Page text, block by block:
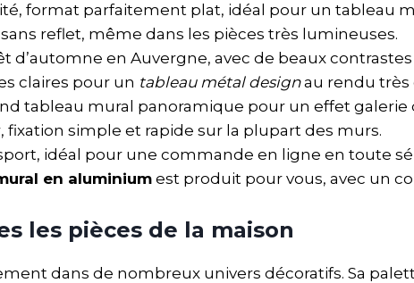
format parfaitement plat, idéal pour un tableau
reflet, même dans les pièces très lumineuses.
en Auvergne, avec de beaux
claires pour un tableau métal designau rendu très
tableau mural panoramique pour un effet galerie
simple et rapide sur la plupart des murs.
idéal pour une commande en ligne en toute
en aluminiumest produit pour vous, avec un
les pièces de la maison
dans de nombreux univers décoratifs. Sa